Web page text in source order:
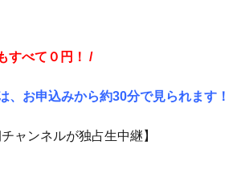
すべて０円！ /
お申込みから約30分で見られます！
ャンネルが独占生中継】